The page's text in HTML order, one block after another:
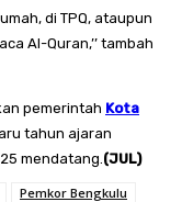
di TPQ, ataupun
Al-Quran,’’ tambah
pemerintah Kota
tahun ajaran
mendatang.(JUL)
Pemkor Bengkulu